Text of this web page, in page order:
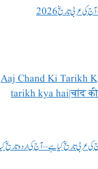
Aaj Chand Ki Tarikh
tarikh kya hai|चांद की
عربی تاریخ کیا ہے – آج کی اردو تاریخ